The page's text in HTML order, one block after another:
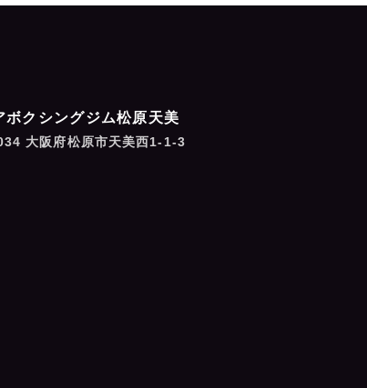
ボクシングジム松原天美
大阪府松原市天美西1-1-3